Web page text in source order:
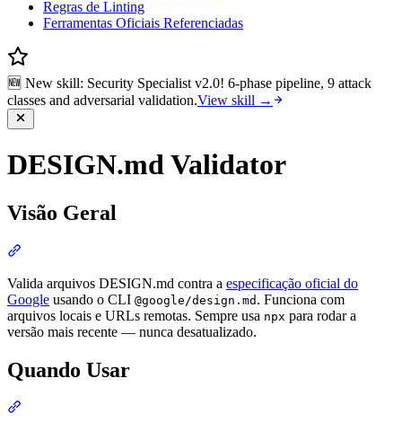
Regras de Linting
Ferramentas Oficiais Referenciadas
🆕 New skill: Security Specialist v2.0! 6-phase pipeline, 9 attack
classes and adversarial validation.View skill →
DESIGN.md Validator
Visão Geral
Valida arquivos DESIGN.md contra a especificação oficial do
Google usando o CLI @google/design.md . Funciona com
arquivos locais e URLs remotas. Sempre usa npx para rodar a
versão mais recente — nunca desatualizado.
Quando Usar